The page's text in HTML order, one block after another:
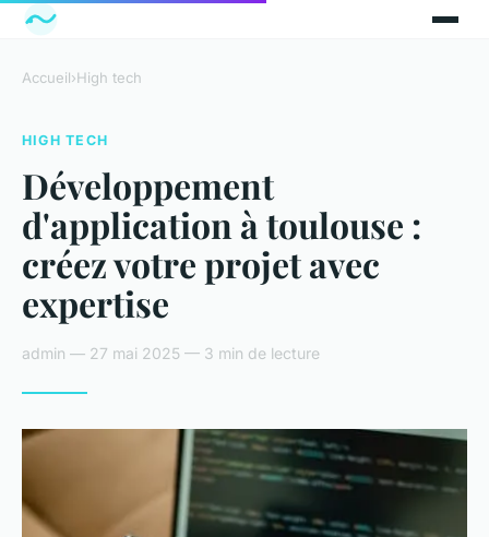
Accueil›High tech
HIGH TECH
Développement
d'application à toulouse :
créez votre projet avec
expertise
admin — 27 mai 2025 — 3 min de lecture